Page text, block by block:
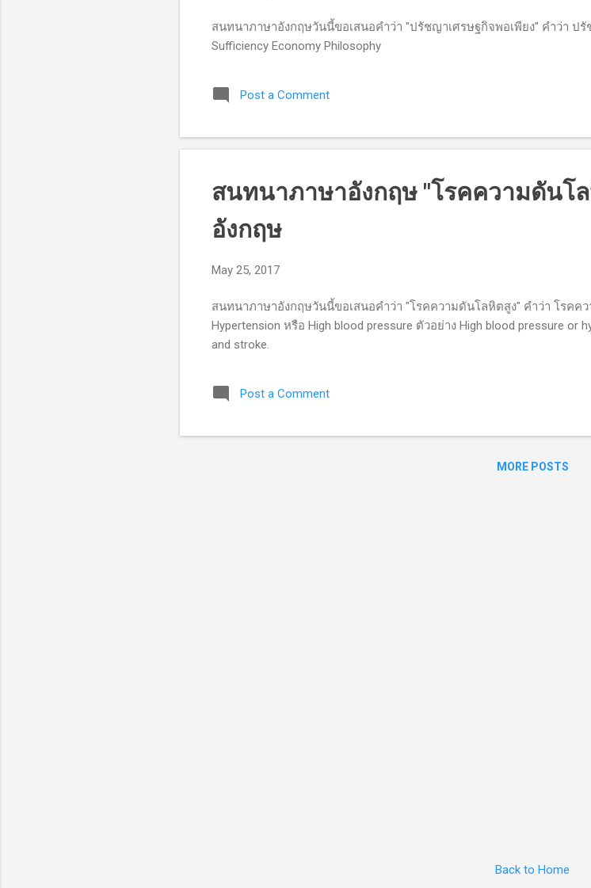
สนทนาภาษาอังกฤษวันนี้ขอเสนอคำว่า "ปรัชญาเศรษฐกิจพอเพียง" คำว่า ป
Sufficiency Economy Philosophy
Post a Comment
สนทนาภาษาอังกฤษ "โรคความดันโ
อังกฤษ
May 25, 2017
สนทนาภาษาอังกฤษวันนี้ขอเสนอคำว่า "โรคความดันโลหิตสูง" คำว่า โรคค
Hypertension หรือ High blood pressure ตัวอย่าง High blood pressure or
and stroke.
Post a Comment
MORE POSTS
Back to Home